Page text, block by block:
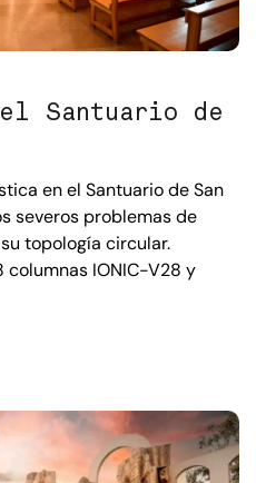
Santuario de
en el Santuario de San
severos problemas de
topología circular.
IONIC-V28 y